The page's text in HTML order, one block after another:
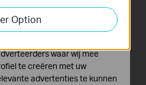
Option
aan te passen en te
waar wij mee
te creëren met uw
advertenties te kunnen